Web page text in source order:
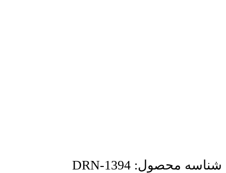
شناسه محصول: DRN-1394